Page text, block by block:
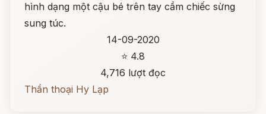
hình dạng một cậu bé trên tay cầm chiếc sừng
sung túc.
14-09-2020
⭐ 4.8
4,716 lượt đọc
Thần thoại Hy Lạp